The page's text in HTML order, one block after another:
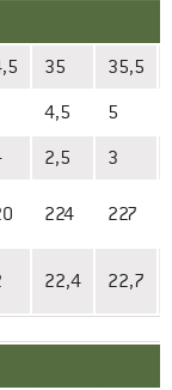
35 35,5
4,5 5
2,5 3
224 227
22,4 22,7